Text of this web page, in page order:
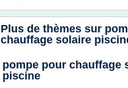
Plus de thèmes sur
chauffage solaire
pompe pour chauffage
piscine